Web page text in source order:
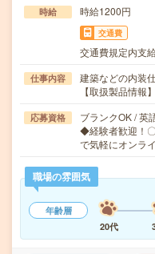
時給 時給1200円
交通費
交通費規定内支
仕事内容
建築などの内装
【取扱製品情
応募資格
ブランクOK / 英
◆経験者歓迎！
で気軽にオンラ
職場の雰囲気
年齢層
20代